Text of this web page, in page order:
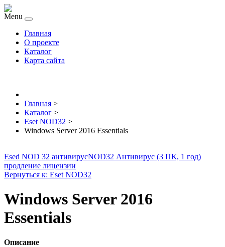
Menu
Главная
О проекте
Каталог
Карта сайта
Главная >
Каталог >
Eset NOD32 >
Windows Server 2016 Essentials
Esed NOD 32 антивирусNOD32 Антивирус (3 ПК, 1 год)
продление лицензии
Вернуться к: Eset NOD32
Windows Server 2016
Essentials
Описание